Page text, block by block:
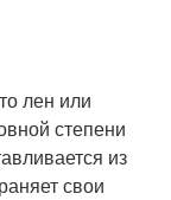
лен или
степени
из
свои